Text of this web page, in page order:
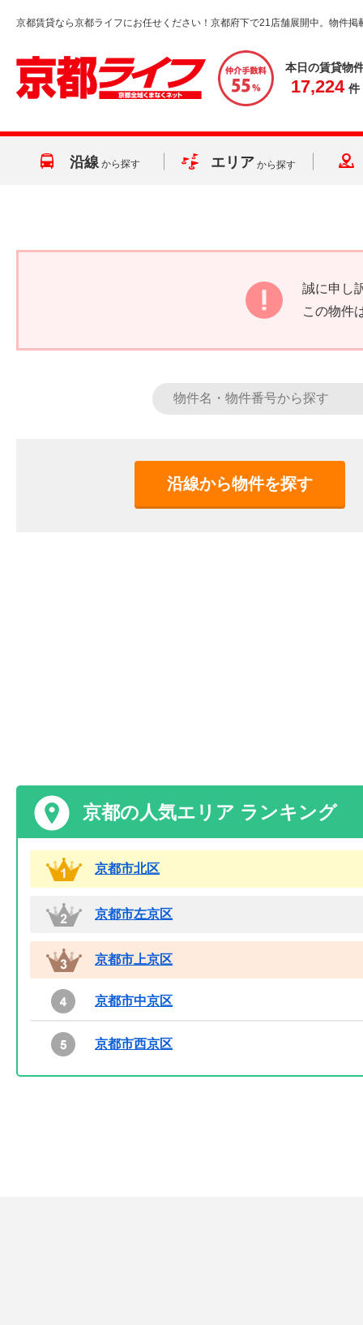
京都賃貸なら京都ライフにお任せください！京都府下で21店舗展開中。物件掲
本日の賃貸物
17,224 件
沿線 から探す エリア から探す
誠に申し
この物件
沿線から物件を探す
京都の人気エリア ランキング
京都市北区
京都市左京区
京都市上京区
京都市中京区
京都市西京区